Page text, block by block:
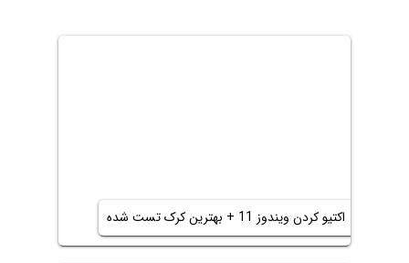
اکتیو کردن ویندوز 11 + بهترین کرک تست شده